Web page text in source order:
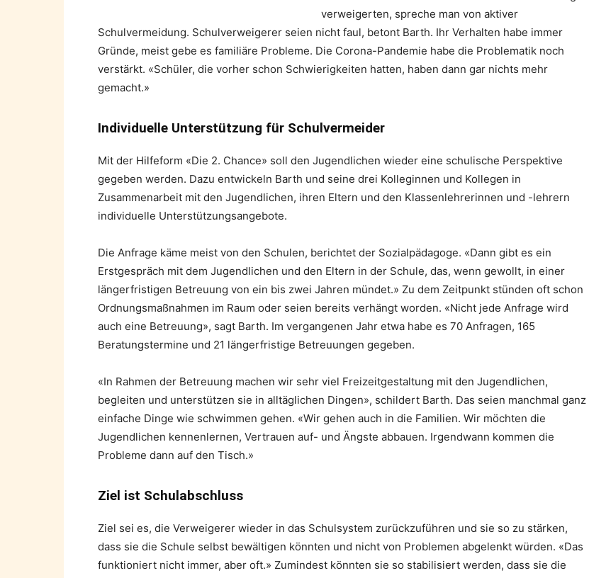
verweigerten, spreche man von aktiver
Schulvermeidung. Schulverweigerer seien nicht faul, betont Barth. Ihr Verhalten habe immer
Gründe, meist gebe es familiäre Probleme. Die Corona-Pandemie habe die Problematik noch
verstärkt. «Schüler, die vorher schon Schwierigkeiten hatten, haben dann gar nichts mehr
gemacht.»
Individuelle Unterstützung für Schulvermeider
Mit der Hilfeform «Die 2. Chance» soll den Jugendlichen wieder eine schulische Perspektive
gegeben werden. Dazu entwickeln Barth und seine drei Kolleginnen und Kollegen in
Zusammenarbeit mit den Jugendlichen, ihren Eltern und den Klassenlehrerinnen und -lehrern
individuelle Unterstützungsangebote.
Die Anfrage käme meist von den Schulen, berichtet der Sozialpädagoge. «Dann gibt es ein
Erstgespräch mit dem Jugendlichen und den Eltern in der Schule, das, wenn gewollt, in einer
längerfristigen Betreuung von ein bis zwei Jahren mündet.» Zu dem Zeitpunkt stünden oft schon
Ordnungsmaßnahmen im Raum oder seien bereits verhängt worden. «Nicht jede Anfrage wird
auch eine Betreuung», sagt Barth. Im vergangenen Jahr etwa habe es 70 Anfragen, 165
Beratungstermine und 21 längerfristige Betreuungen gegeben.
«In Rahmen der Betreuung machen wir sehr viel Freizeitgestaltung mit den Jugendlichen,
begleiten und unterstützen sie in alltäglichen Dingen», schildert Barth. Das seien manchmal ganz
einfache Dinge wie schwimmen gehen. «Wir gehen auch in die Familien. Wir möchten die
Jugendlichen kennenlernen, Vertrauen auf- und Ängste abbauen. Irgendwann kommen die
Probleme dann auf den Tisch.»
Ziel ist Schulabschluss
Ziel sei es, die Verweigerer wieder in das Schulsystem zurückzuführen und sie so zu stärken,
dass sie die Schule selbst bewältigen könnten und nicht von Problemen abgelenkt würden. «Das
funktioniert nicht immer, aber oft.» Zumindest könnten sie so stabilisiert werden, dass sie die